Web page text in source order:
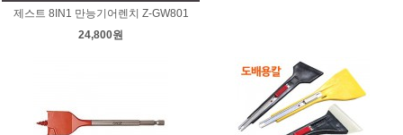
제스트 8IN1 만능기어렌치 Z-GW801
24,800원